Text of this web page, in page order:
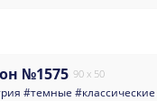
№1575 90 x 50
#темные #классические